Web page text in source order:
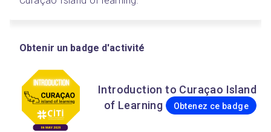
Obtenir un badge d'activité
Introduction to Curaçao Island
of Learning
Obtenez ce badge